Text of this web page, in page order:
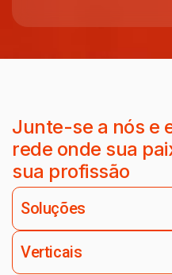
Junte-se a nós e
rede onde sua
sua profissão
Soluções
Verticais